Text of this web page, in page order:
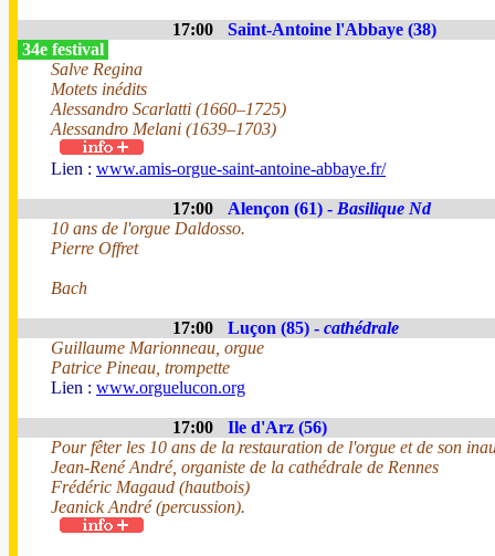
17:00
Saint-Antoine l'Abbaye (38)
34e festival
Salve Regina
Motets inédits
Alessandro Scarlatti (1660–1725)
Alessandro Melani (1639–1703)
Lien : www.amis-orgue-saint-antoine-abbaye.fr/
17:00 Alençon (61) - Basilique Nd
10 ans de l'orgue Daldosso.
Pierre Offret
Bach
17:00 Luçon (85) - cathédrale
Guillaume Marionneau, orgue
Patrice Pineau, trompette
Lien : www.orguelucon.org
17:00
Ile d'Arz (56)
Pour fêter les 10 ans de la restauration de l'orgue et de son
Jean-René André, organiste de la cathédrale de Rennes
Frédéric Magaud (hautbois)
Jeanick André (percussion).